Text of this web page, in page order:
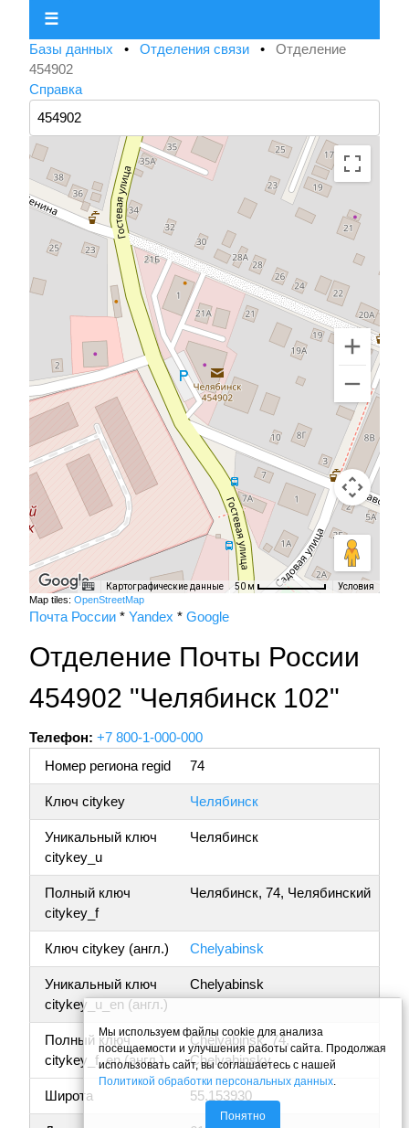
☰
Базы данных • Отделения связи • Отделение
454902
Справка
Картографические данные 50 м Условия
Map tiles: OpenStreetMap
Почта России * Yandex * Google
Отделение Почты России
454902 "Челябинск 102"
Телефон: +7 800-1-000-000
Номер региона regid
74
Ключ citykey Челябинск
Уникальный ключ
citykey_u
Челябинск
Полный ключ
citykey_f
Челябинск, 74, Челябинский
Ключ citykey (англ.) Chelyabinsk
Уникальный ключ
citykey_u_en (англ.)
Chelyabinsk
Полный ключ
citykey_f_en (англ.)
Chelyabinsk, 74,
Chelyabinsky
Широта 55.153930
Мы используем файлы cookie для анализа
посещаемости и улучшения работы сайта. Продолжая
использовать сайт, вы соглашаетесь с нашей
Политикой обработки персональных данных.
Понятно